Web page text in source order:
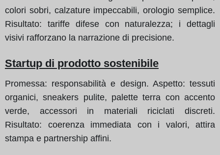
colori sobri, calzature impeccabili, orologio semplice.
Risultato: tariffe difese con naturalezza; i dettagli
visivi rafforzano la narrazione di precisione.
Startup di prodotto sostenibile
Promessa: responsabilità e design. Aspetto: tessuti
organici, sneakers pulite, palette terra con accento
verde, accessori in materiali riciclati discreti.
Risultato: coerenza immediata con i valori, attira
stampa e partnership affini.